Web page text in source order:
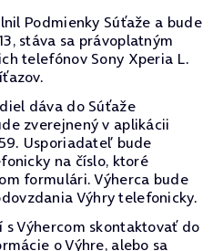
Podmienky Súťaže a bude
stáva sa právoplatným
telefónov Sony Xperia L.
dáva do Súťaže
zverejnený v aplikácii
Usporiadateľ bude
na číslo, ktoré
formulári. Výherca bude
Výhry telefonicky.
s Výhercom skontaktovať do
o Výhre, alebo sa